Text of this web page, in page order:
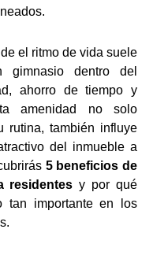
el ritmo de vida suele
gimnasio dentro del
ahorro de tiempo y
amenidad no solo
rutina, también influye
del inmueble a
5 beneficios de
residentes y por qué
tan importante en los